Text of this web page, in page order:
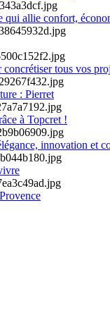
qui allie confort,
tous vos
: Pierret
à Topcret !
innovation et